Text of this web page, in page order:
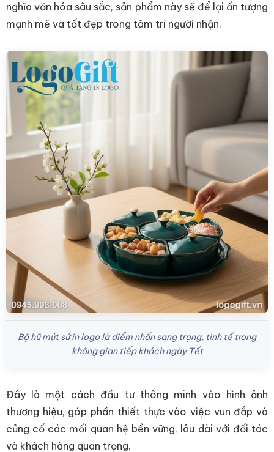
nghĩa văn hóa sâu sắc, sản phẩm này sẽ để lại ấn tượng
mạnh mẽ và tốt đẹp trong tâm trí người nhận.
Bộ hũ mứt sứ in logo là điểm nhấn sang trọng, tinh tế trong
không gian tiếp khách ngày Tết
Đây là một cách đầu tư thông minh vào hình ảnh
thương hiệu, góp phần thiết thực vào việc vun đắp và
củng cố các mối quan hệ bền vững, lâu dài với đối tác
và khách hàng quan trọng.